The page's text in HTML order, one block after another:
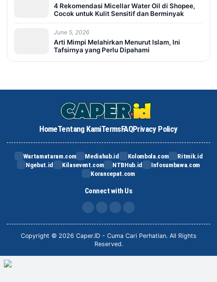
4 Rekomendasi Micellar Water Oil di Shopee,
Cocok untuk Kulit Sensitif dan Berminyak
June 5, 2026
Arti Mimpi Melahirkan Menurut Islam, Ini
Tafsirnya yang Perlu Dipahami
HomeTentang KamiTermsFAQPrivacy Policy
Wartamataram.com Mediahub.id Kolombola.com
Ritmik.id
Ngebut.id
Kilasevent.com NTBHub.id
Infosumbawa.com
Korancepat.com
Connect with Us
FB IG TikTok
Copyright © 2026 Caper.ID - Cuma Cari Perhatian. All Rights
Reserved.